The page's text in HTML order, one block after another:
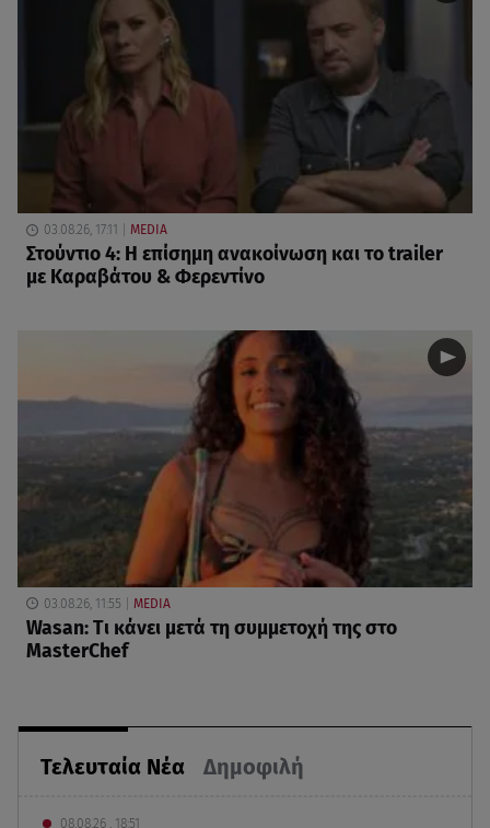
Τελευταία Νέα Δημοφιλή
08.08.26 , 18:51
03.08.26, 17:11 MEDIA
Στούντιο 4: Η επίσημη ανακοίνωση και το trailer
με Καραβάτου & Φερεντίνο
03.08.26, 11:55 MEDIA
Wasan: Tι κάνει μετά τη συμμετοχή της στο
MasterChef